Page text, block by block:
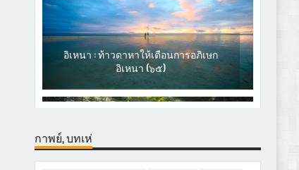
อิเหนา : ท้าวดาหาให้เตือนการอภิเษก
อิเหนา (๖๕)
กาพย์, บทเห่